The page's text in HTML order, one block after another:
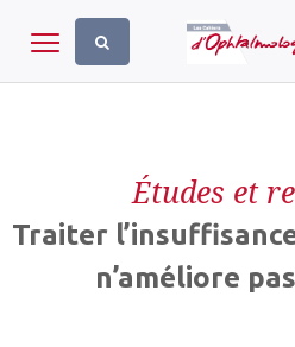
Toggle navigation
Études et
Traiter
n’améliore
Panneau de gestion des cookies